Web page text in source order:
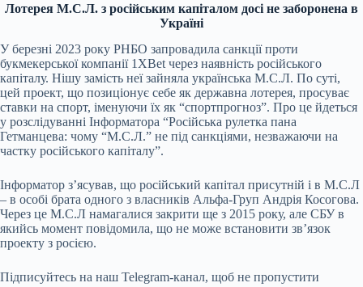
Лотерея М.С.Л. з російським капіталом досі не заборонена в
Україні
У березні 2023 року РНБО запровадила санкції проти
букмекерської компанії 1XBet через наявність російського
капіталу. Нішу замість неї зайняла українська М.С.Л. По суті,
цей проект, що позиціонує себе як державна лотерея, просуває
ставки на спорт, іменуючи їх як “спортпрогноз”. Про це йдеться
у розслідуванні Інформатора “Російська рулетка пана
Гетманцева: чому “М.С.Л.” не під санкціями, незважаючи на
частку російського капіталу”.
Інформатор зʼясував, що російський капітал присутній і в М.С.Л
– в особі брата одного з власників Альфа-Груп Андрія Косогова.
Через це М.С.Л намагалися закрити ще з 2015 року, але СБУ в
якийсь момент повідомила, що не може встановити звʼязок
проекту з росією.
Підписуйтесь на наш Telegram-канал, щоб не пропустити